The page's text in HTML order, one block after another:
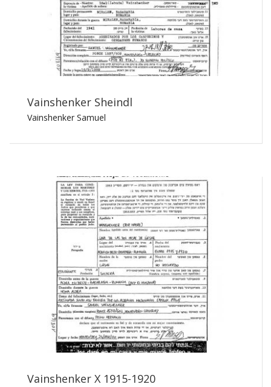
Vainshenker Sheindl
Vainshenker Samuel
Vainshenker X 1915-1920